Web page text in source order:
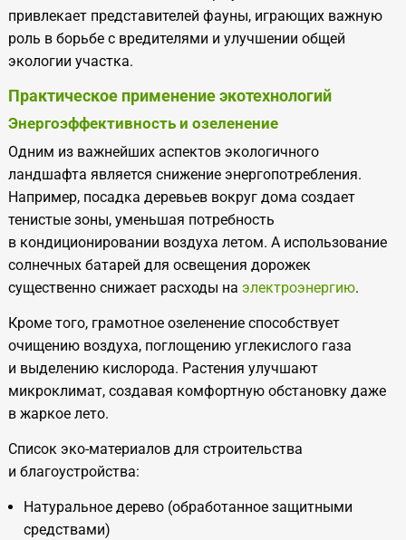
привлекает представителей фауны, играющих важную
роль в борьбе с вредителями и улучшении общей
экологии участка.
Практическое применение экотехнологий
Энергоэффективность и озеленение
Одним из важнейших аспектов экологичного
ландшафта является снижение энергопотребления.
Например, посадка деревьев вокруг дома создает
тенистые зоны, уменьшая потребность
в кондиционировании воздуха летом. А использование
солнечных батарей для освещения дорожек
существенно снижает расходы на электроэнергию.
Кроме того, грамотное озеленение способствует
очищению воздуха, поглощению углекислого газа
и выделению кислорода. Растения улучшают
микроклимат, создавая комфортную обстановку даже
в жаркое лето.
Список эко-материалов для строительства
и благоустройства:
Натуральное дерево (обработанное защитными
средствами)